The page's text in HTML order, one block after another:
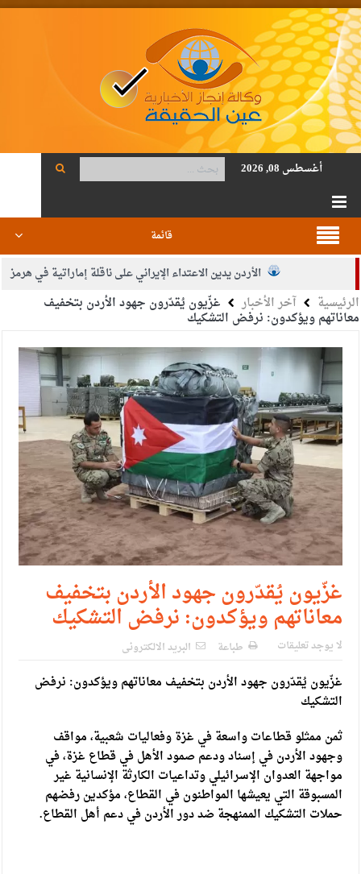
أغسطس 08, 2026
قائمة
الأردن يدين الاعتداء الإيراني على ناقلة إماراتية في هرمز
الصحة: 1257 شهيدا بغزة منذ وقف النار
حزب التغيير يطلق فعاليات اعمال المدرسة الحزبية..صور
مدير مهرجان جرش.. نهج ميداني يؤمن بلغة الحوار والشراكة
الرئيسية آخر الأخبار غزّيون يُقدّرون جهود الأردن بتخفيف
معاناتهم ويؤكدون: نرفض التشكيك
غزّيون يُقدّرون جهود الأردن بتخفيف
معاناتهم ويؤكدون: نرفض التشكيك
لا يوجد تعليقات طباعة البريد الالكترونى
غزّيون يُقدّرون جهود الأردن بتخفيف معاناتهم ويؤكدون: نرفض
التشكيك
ثمن ممثلو قطاعات واسعة في غزة وفعاليات شعبية، مواقف
وجهود الأردن في إسناد ودعم صمود الأهل في قطاع غزة، في
مواجهة العدوان الإسرائيلي وتداعيات الكارثة الإنسانية غير
المسبوقة التي يعيشها المواطنون في القطاع، مؤكدين رفضهم
حملات التشكيك الممنهجة ضد دور الأردن في دعم أهل القطاع.